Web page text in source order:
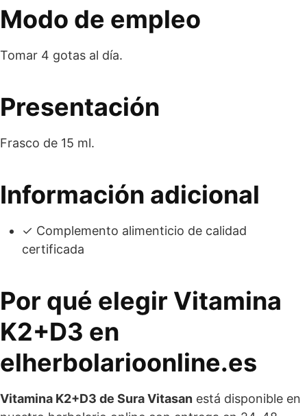
Modo de empleo
Tomar 4 gotas al día.
Presentación
Frasco de 15 ml.
Información adicional
✓ Complemento alimenticio de calidad
certificada
Por qué elegir Vitamina
K2+D3 en
elherbolarioonline.es
Vitamina K2+D3 de Sura Vitasan está disponible en